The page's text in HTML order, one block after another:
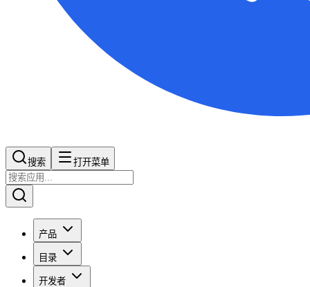
搜索​​​​ 打开菜单
产品
目录
开发者